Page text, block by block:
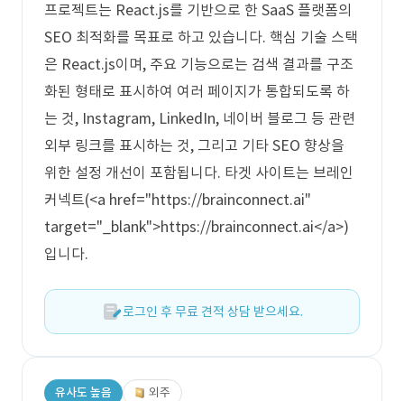
프로젝트는 React.js를 기반으로 한 SaaS 플랫폼의
SEO 최적화를 목표로 하고 있습니다. 핵심 기술 스택
은 React.js이며, 주요 기능으로는 검색 결과를 구조
화된 형태로 표시하여 여러 페이지가 통합되도록 하
는 것, Instagram, LinkedIn, 네이버 블로그 등 관련
외부 링크를 표시하는 것, 그리고 기타 SEO 향상을
위한 설정 개선이 포함됩니다. 타겟 사이트는 브레인
커넥트(<a href="https://brainconnect.ai"
target="_blank">https://brainconnect.ai</a>)
입니다.
로그인 후 무료 견적 상담 받으세요.
유사도 높음 외주